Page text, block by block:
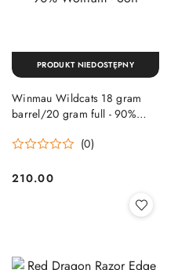
Winmau Wildcats 18 gram
barrel/20 gram full - 90%
(0)
Cena:
210.00
PRODUKT NIEDOSTĘPNY